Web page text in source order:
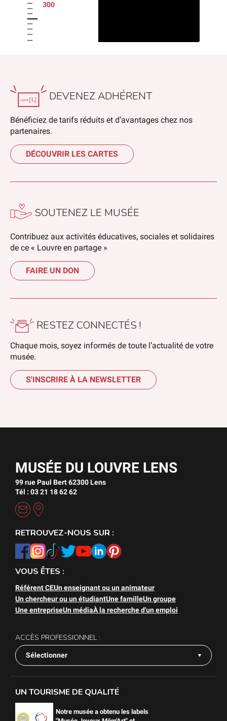
300
DEVENEZ ADHÉRENT
Bénéficiez de tarifs réduits et d’avantages chez nos
partenaires.
DÉCOUVRIR LES CARTES
SOUTENEZ LE MUSÉE
Contribuez aux activités éducatives, sociales et solidaires
de ce « Louvre en partage »
FAIRE UN DON
RESTEZ CONNECTÉS !
Chaque mois, soyez informés de toute l’actualité de votre
musée.
S'INSCRIRE À LA NEWSLETTER
MUSÉE DU LOUVRE LENS
99 rue Paul Bert 62300 Lens
Tél : 03 21 18 62 62
RETROUVEZ-NOUS SUR :
VOUS ÊTES :
Référent CEUn enseignant ou un animateur
Un chercheur ou un étudiantUne familleUn groupe
Une entrepriseUn médiaÀ la recherche d'un emploi
ACCÈS PROFESSIONNEL :
Sélectionner
UN TOURISME DE QUALITÉ
Notre musée a obtenu les labels